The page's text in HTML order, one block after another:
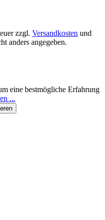
zzgl. Versandkosten und
anders angegeben.
eine bestmögliche Erfahrung
...